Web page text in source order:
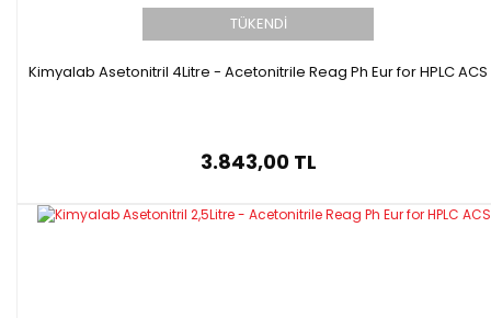
TÜKENDİ
Kimyalab Asetonitril 4Litre - Acetonitrile Reag Ph Eur for HPLC ACS
3.843,00 TL